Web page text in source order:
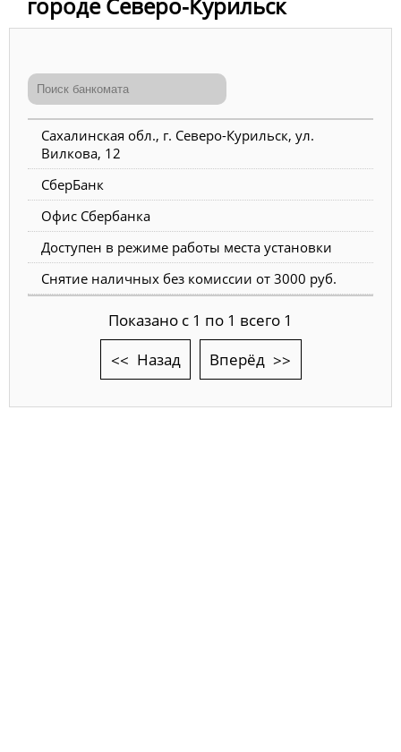
городе Северо-Курильск
Сахалинская обл., г. Северо-Курильск, ул.
Вилкова, 12
СберБанк
Офис Сбербанка
Доступен в режиме работы места установки
Снятие наличных без комиссии от 3000 руб.
Показано с 1 по 1 всего 1
Назад
Вперёд